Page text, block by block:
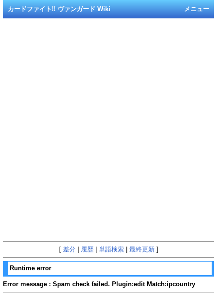
メニュー
カードファイト!! ヴァンガード Wiki
[ 差分 履歴| 単語検索| 最終更新]
Runtime error
Error message : Spam check failed. Plugin:edit Match:ipcountry